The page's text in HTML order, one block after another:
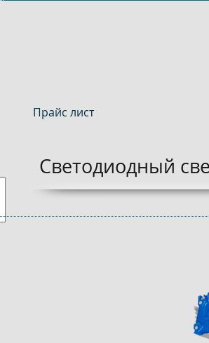
Прайс лист
Светодиодный